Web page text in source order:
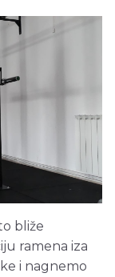
bliže
ramena iza
i nagnemo